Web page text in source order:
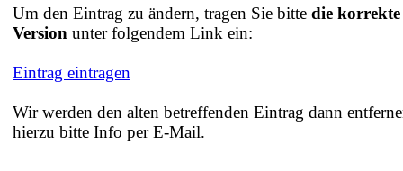
Um den Eintrag zu ändern, tragen Sie bitte die korrekte
Version unter folgendem Link ein:
Eintrag eintragen
Wir werden den alten betreffenden Eintrag dann
hierzu bitte Info per E-Mail.